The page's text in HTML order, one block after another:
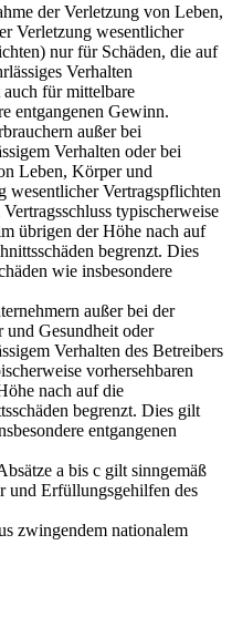
der Verletzung von Leben,
Verletzung wesentlicher
nur für Schäden, die auf
Verhalten
für mittelbare
entgangenen Gewinn.
außer bei
Verhalten oder bei
Leben, Körper und
wesentlicher Vertragspflichten
typischerweise
übrigen der Höhe nach auf
begrenzt. Dies
wie insbesondere
außer bei der
Gesundheit oder
Verhalten des Betreibers
vorhersehbaren
nach auf die
begrenzt. Dies gilt
entgangenen
a bis c gilt sinngemäß
und Erfüllungsgehilfen des
zwingendem nationalem